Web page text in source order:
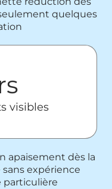
quelques
visibles
apaisement dès la
expérience
particulière